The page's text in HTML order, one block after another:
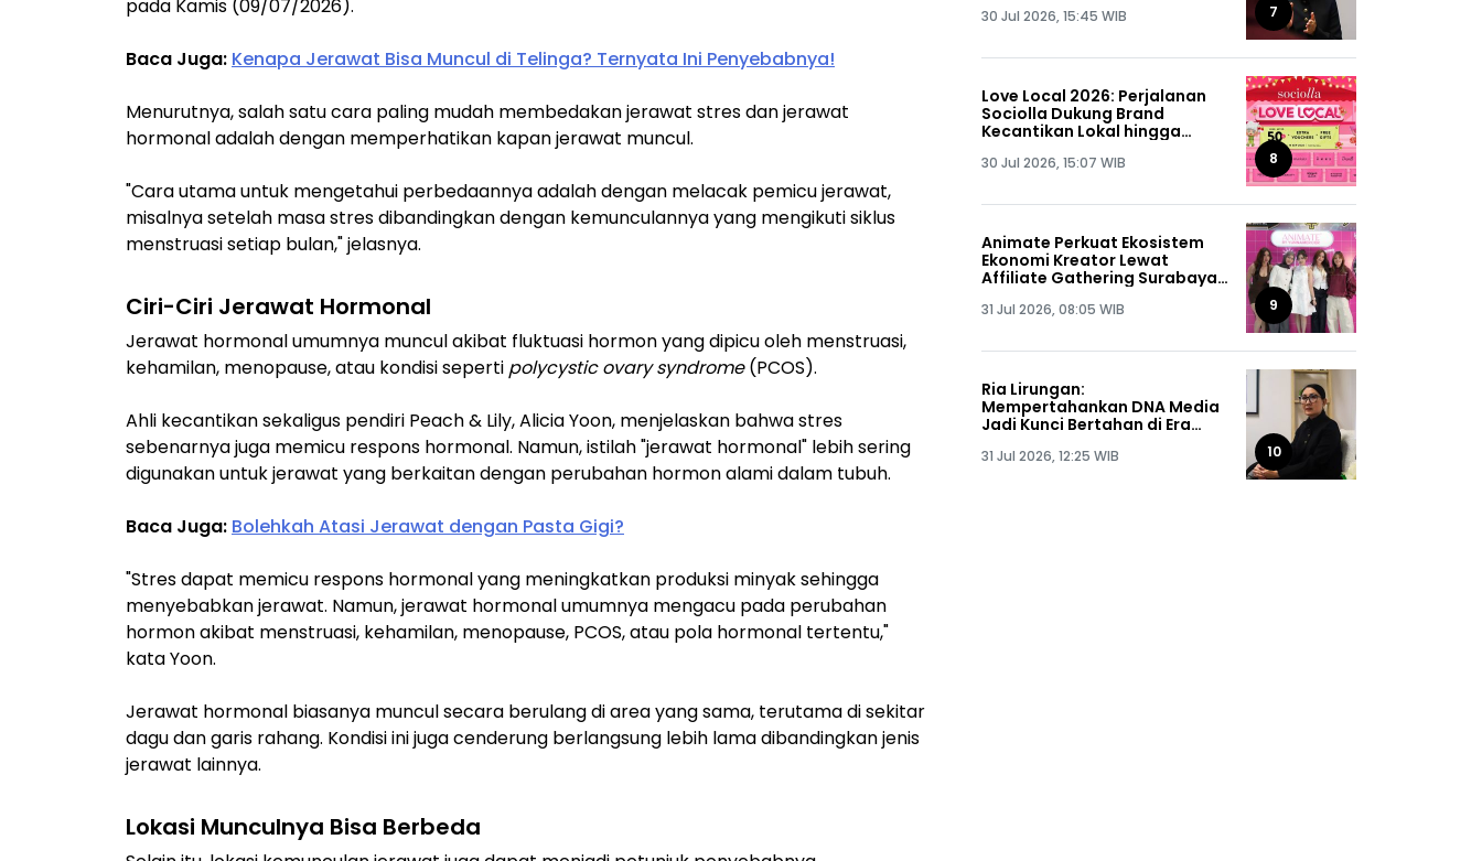
pada Kamis (09/07/2026).
Baca Juga: Kenapa Jerawat Bisa Muncul di Telinga? Ternyata Ini Penyebabnya!
Menurutnya, salah satu cara paling mudah membedakan jerawat stres dan jerawat
hormonal adalah dengan memperhatikan kapan jerawat muncul.
"Cara utama untuk mengetahui perbedaannya adalah dengan melacak pemicu jerawat,
misalnya setelah masa stres dibandingkan dengan kemunculannya yang mengikuti siklus
menstruasi setiap bulan," jelasnya.
Ciri-Ciri Jerawat Hormonal
Jerawat hormonal umumnya muncul akibat fluktuasi hormon yang dipicu oleh menstruasi,
kehamilan, menopause, atau kondisi seperti polycystic ovary syndrome(PCOS).
Ahli kecantikan sekaligus pendiri Peach & Lily, Alicia Yoon, menjelaskan bahwa stres
sebenarnya juga memicu respons hormonal. Namun, istilah "jerawat hormonal" lebih sering
digunakan untuk jerawat yang berkaitan dengan perubahan hormon alami dalam tubuh.
Baca Juga: Bolehkah Atasi Jerawat dengan Pasta Gigi?
"Stres dapat memicu respons hormonal yang meningkatkan produksi minyak sehingga
menyebabkan jerawat. Namun, jerawat hormonal umumnya mengacu pada perubahan
hormon akibat menstruasi, kehamilan, menopause, PCOS, atau pola hormonal tertentu,"
kata Yoon.
Jerawat hormonal biasanya muncul secara berulang di area yang sama, terutama di sekitar
dagu dan garis rahang. Kondisi ini juga cenderung berlangsung lebih lama dibandingkan jenis
jerawat lainnya.
Lokasi Munculnya Bisa Berbeda
30 Jul 2026, 15:45 WIB 7
Love Local 2026: Perjalanan
Sociolla Dukung Brand
Kecantikan Lokal hingga
30 Jul 2026, 15:07 WIB 8
Animate Perkuat Ekosistem
Ekonomi Kreator Lewat
Affiliate Gathering Surabaya
31 Jul 2026, 08:05 WIB 9
Ria Lirungan:
Mempertahankan DNA Media
Jadi Kunci Bertahan di Era
31 Jul 2026, 12:25 WIB 10